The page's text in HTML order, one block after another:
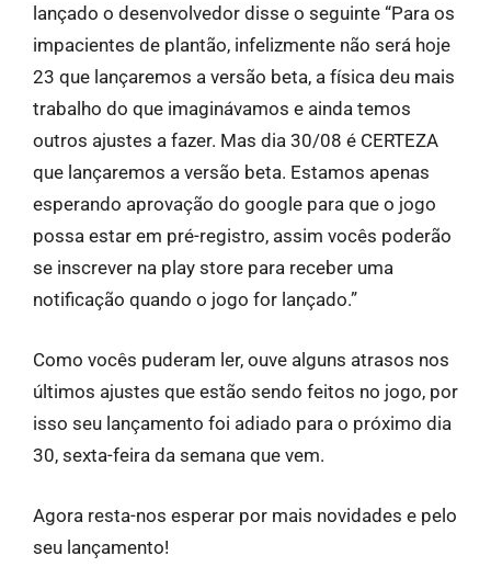
lançado o desenvolvedor disse o seguinte “Para os
impacientes de plantão, infelizmente não será hoje
23 que lançaremos a versão beta, a física deu mais
trabalho do que imaginávamos e ainda temos
outros ajustes a fazer. Mas dia 30/08 é CERTEZA
que lançaremos a versão beta. Estamos apenas
esperando aprovação do google para que o jogo
possa estar em pré-registro, assim vocês poderão
se inscrever na play store para receber uma
notificação quando o jogo for lançado.”
Como vocês puderam ler, ouve alguns atrasos nos
últimos ajustes que estão sendo feitos no jogo, por
isso seu lançamento foi adiado para o próximo dia
30, sexta-feira da semana que vem.
Agora resta-nos esperar por mais novidades e pelo
seu lançamento!